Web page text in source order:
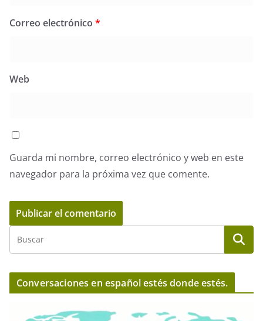
Correo electrónico *
Web
Guarda mi nombre, correo electrónico y web en este
navegador para la próxima vez que comente.
Conversaciones en español estés donde estés.